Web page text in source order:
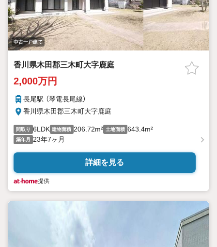
中古一戸建て
香川県木田郡三木町大字鹿庭
2,000万円
長尾駅 （琴電長尾線）
香川県木田郡三木町大字鹿庭
間取り 6LDK 建物面積 206.72m² 土地面積 643.4m²
築年月 23年7ヶ月
詳細を見る
提供